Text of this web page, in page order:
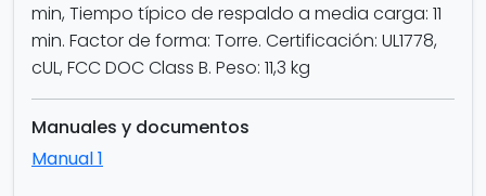
min, Tiempo típico de respaldo a media carga: 11
min. Factor de forma: Torre. Certificación: UL1778,
cUL, FCC DOC Class B. Peso: 11,3 kg
Manuales y documentos
Manual 1